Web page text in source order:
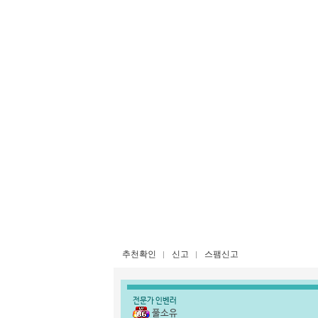
추천확인 신고 스팸신고
전문가 인벤러
풀소유